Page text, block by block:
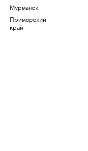
Мурманск
Приморский
край